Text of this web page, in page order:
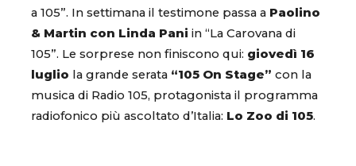
a 105”. In settimana il testimone passa a Paolino
& Martin con Linda Pani in “La Carovana di
105”. Le sorprese non finiscono qui: giovedì 16
luglio la grande serata “105 On Stage” con la
musica di Radio 105, protagonista il programma
radiofonico più ascoltato d’Italia: Lo Zoo di 105.